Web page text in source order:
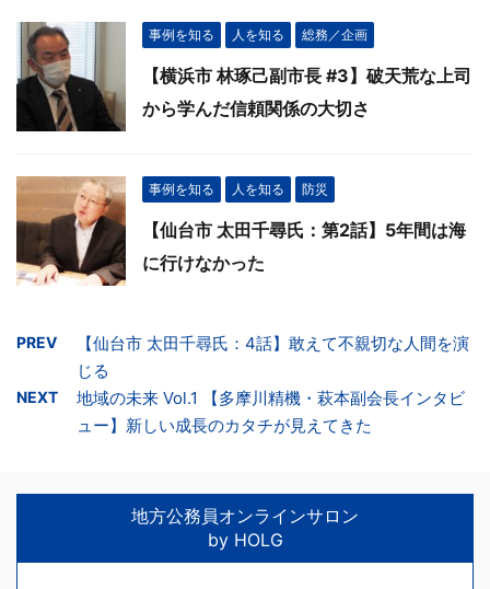
事例を知る 人を知る 総務／企画
【横浜市 林琢己副市長 #3】破天荒な上司
から学んだ信頼関係の大切さ
事例を知る 人を知る 防災
【仙台市 太田千尋氏：第2話】5年間は海
に行けなかった
PREV
【仙台市 太田千尋氏：4話】敢えて不親切な人間を演
じる
NEXT
地域の未来 Vol.1 【多摩川精機・萩本副会長インタビ
ュー】新しい成長のカタチが見えてきた
地方公務員オンラインサロン
by HOLG